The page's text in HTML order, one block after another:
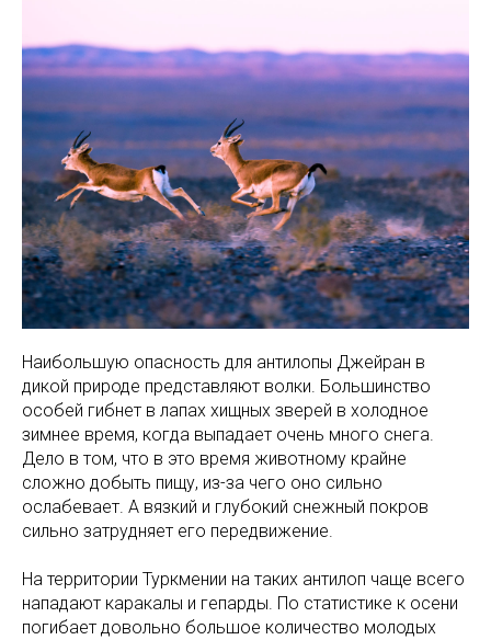
Наибольшую опасность для антилопы Джейран в
дикой природе представляют волки. Большинство
особей гибнет в лапах хищных зверей в холодное
зимнее время, когда выпадает очень много снега.
Дело в том, что в это время животному крайне
сложно добыть пищу, из-за чего оно сильно
ослабевает. А вязкий и глубокий снежный покров
сильно затрудняет его передвижение.
На территории Туркмении на таких антилоп чаще всего
нападают каракалы и гепарды. По статистике к осени
погибает довольно большое количество молодых